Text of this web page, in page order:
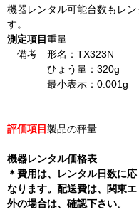
機器レンタル可能台数もレ
す。
測定項目重量
備考
形名：TX323N
ひょう量：320g
最小表示：0.001g
評価項目製品の秤量
機器レンタル価格表
＊費用は、レンタル日数に
なります。配送費は、関東
外の場合は、確認下さい。